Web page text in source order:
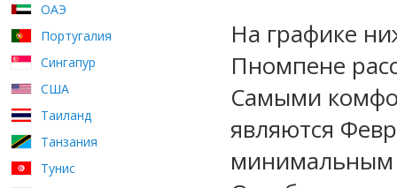
ОАЭ
Португалия
Сингапур
США
Таиланд
Танзания
Тунис
На графике
Пномпене
Самыми
являются
минимальным